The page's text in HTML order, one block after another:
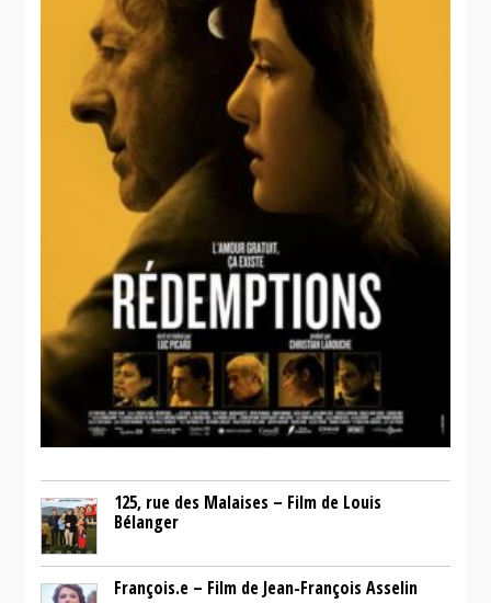
125, rue des Malaises – Film de Louis
Bélanger
François.e – Film de Jean-François Asselin